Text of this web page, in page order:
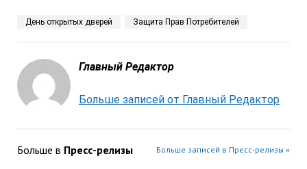
День открытых дверей Защита Прав Потребителей
Главный Редактор
Больше записей от Главный Редактор
Больше в Пресс-релизы Больше записей в Пресс-релизы »